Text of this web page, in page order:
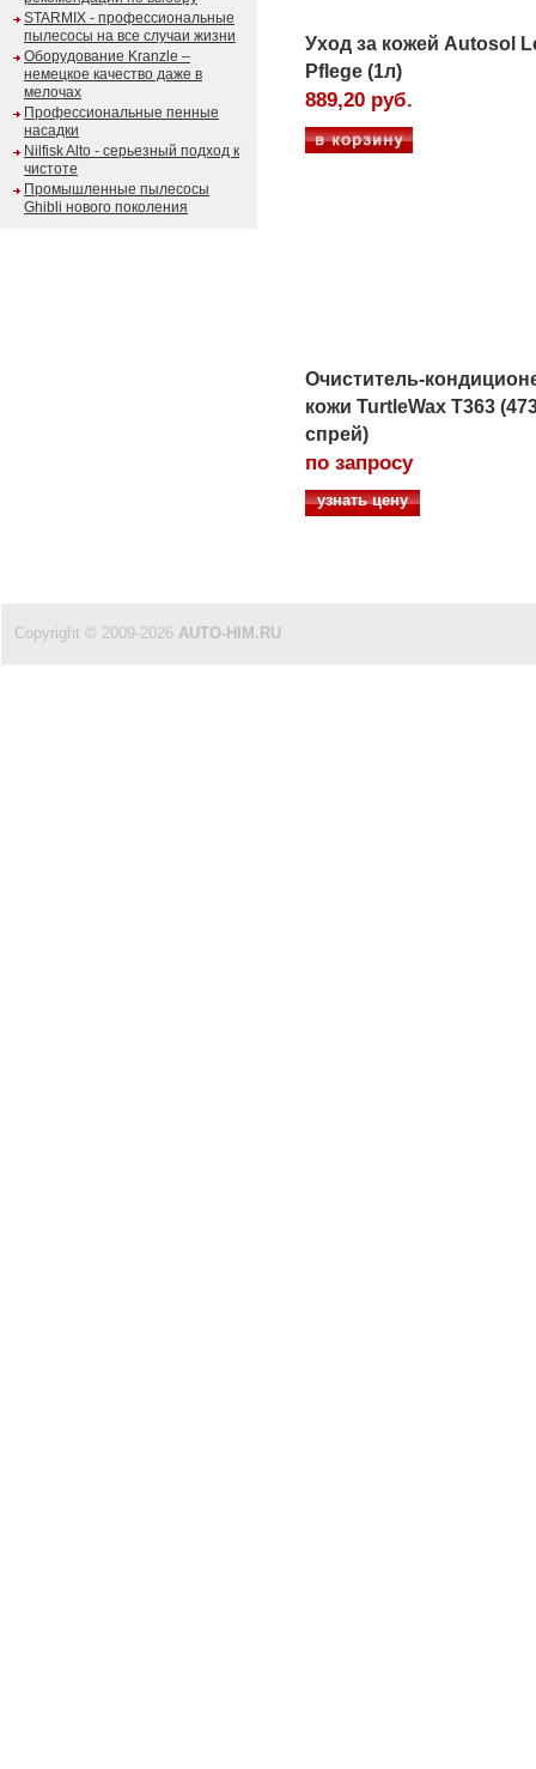
STARMIX - профессиональные
пылесосы на все случаи жизни
Оборудование Kranzle –
немецкое качество даже в
мелочах
Профессиональные пенные
насадки
Nilfisk Alto - серьезный подход к
чистоте
Промышленные пылесосы
Ghibli нового поколения
Уход за кожей Autosol
Pflege (1л)
889,20 руб.
Очиститель-
кожи TurtleWax T363
спрей)
по запросу
узнать цену
Copyright © 2009-2026 AUTO-HIM.RU